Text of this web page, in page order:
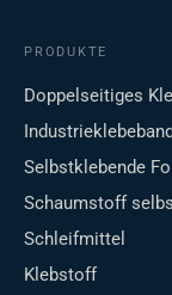
PRODUKTE
Doppelseitiges
Industrieklebeband
Selbstklebende
Schaumstoff
Schleifmittel
Klebstoff